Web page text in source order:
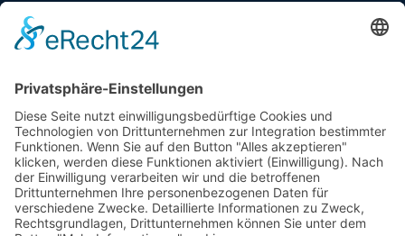
Weiterbildung und Schulung
SERVICE & RECHT
Infos zur Unparteilichkeit
Kontakt
Beschwerdestelle